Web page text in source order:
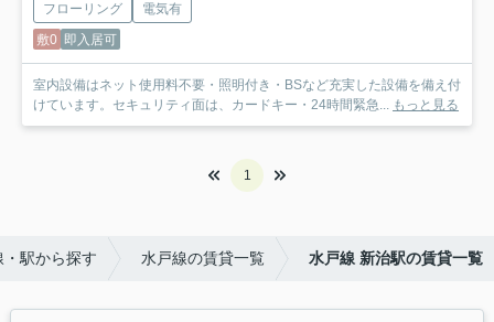
フローリング
電気有
敷0 即入居可
室内設備はネット使用料不要・照明付き・BSなど充実した設備を備え付
けています。セキュリティ面は、カードキー・24時間緊急... もっと見る
1
・駅から探す 水戸線の賃貸一覧 水戸線 新治駅の賃貸一覧